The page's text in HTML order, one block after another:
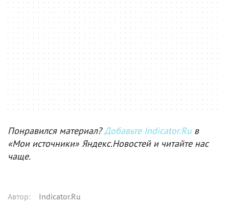
Понравился материал?Добавьте Indicator.Ruв
«Мои источники» Яндекс.Новостей и читайте нас
чаще.
Автор: Indicator.Ru